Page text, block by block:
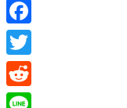
F
a
c
T
w
R